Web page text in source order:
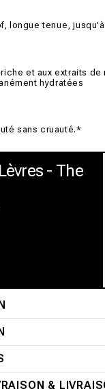
longue tenue,
et aux extraits
hydratées
sans cruauté.*
- The
&